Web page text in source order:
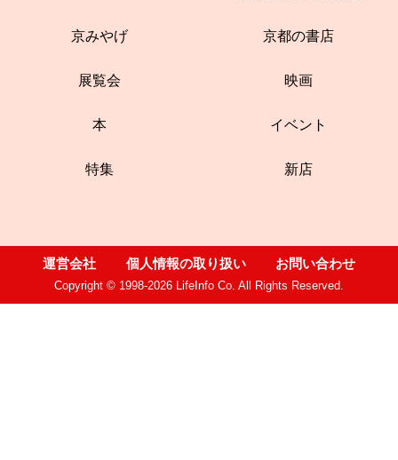
京みやげ 京都の書店
展覧会 映画
本 イベント
特集 新店
運営会社 個人情報の取り扱い お問い合わせ
Copyright © 1998-2026 LifeInfo Co. All Rights Reserved.